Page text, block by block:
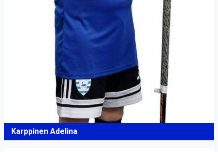
Karppinen Adelina